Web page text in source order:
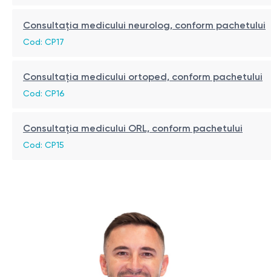
Radiografia coloanei vertebrale toraco-lombare joacă
traumatismele, fracturile, scolioza, herniile de disc
Indicații pentru prescrierea investigației
Radiografia coloanei vertebrale toraco-lombare este
Durere cronică de spate: Pentru identificarea
Monitorizarea progresiei bolilor: Pentru urmărirea
Pregătirea pentru procedură
Pentru o realizare de succes a radiografiei toraco-
Abstinența de la mâncare cu 2-4 ore înainte de
Consultația medicului neurolog, conform pachetului
Cod: CP17
Consultația medicului ortoped, conform pachetului
Cod: CP16
Consultația medicului ORL, conform pachetului
Cod: CP15